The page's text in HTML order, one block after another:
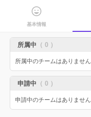
基本情報
所属中 （ 0 ）
所属中のチームはありません
申請中 （ 0 ）
申請中のチームはありません